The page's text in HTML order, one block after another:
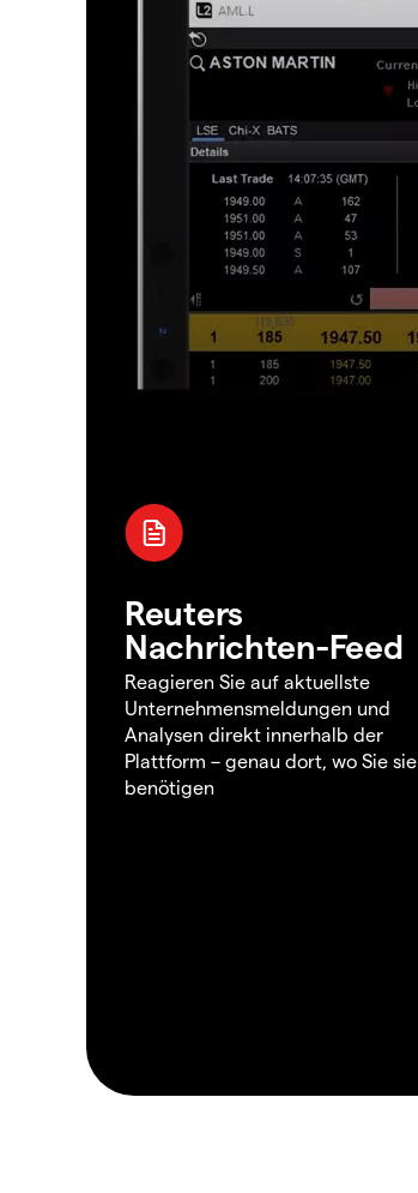
Reuters
Nachrichten-Feed
Reagieren Sie auf aktuellste
Unternehmensmeldungen und
Analysen direkt innerhalb der
Plattform – genau dort, wo Sie sie
benötigen